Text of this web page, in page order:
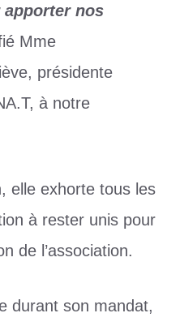
apporter nos
Mme
présidente
à notre
elle exhorte tous les
à rester unis pour
de l’association.
durant son mandat,